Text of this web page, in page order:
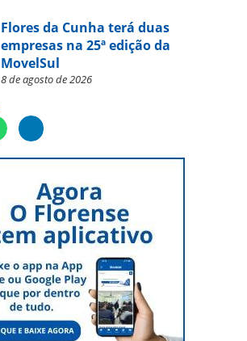
Flores da Cunha terá duas
empresas na 25ª edição da
MovelSul
8 de agosto de 2026